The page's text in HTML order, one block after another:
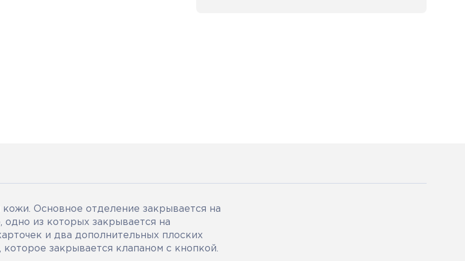
Основное отделение закрывается на
из которых закрывается на
и два дополнительных плоских
закрывается клапаном с кнопкой.